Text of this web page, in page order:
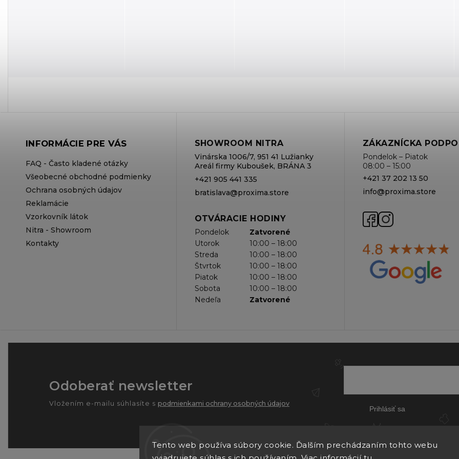
Tento web používa súbory cookie. Ďalším prechádzaním tohto webu
INFORMÁCIE PRE VÁS
FAQ - Často kladené otázky
Všeobecné obchodné podmienky
Ochrana osobných údajov
Reklamácie
Vzorkovník látok
Nitra - Showroom
Kontakty
SHOWROOM NITRA
Vinárska 1006/7, 951 41 Lužianky
Areál firmy Kuboušek, BRÁNA 3
+421 905 441 335
bratislava@proxima.store
OTVÁRACIE HODINY
Pondelok
Zatvorené
Utorok
10:00 – 18:00
Streda
10:00 – 18:00
Štvrtok
10:00 – 18:00
Piatok
10:00 – 18:00
Sobota
10:00 – 18:00
Nedeľa
Zatvorené
ZÁKAZNÍCKA
Pondelok – Piatok
08:00 – 15:00
+421 37 202 13 50
info@proxima.store
Odoberať newsletter
Vložením e-mailu súhlasíte s podmienkami ochrany osobných údajov
Prihlásiť sa